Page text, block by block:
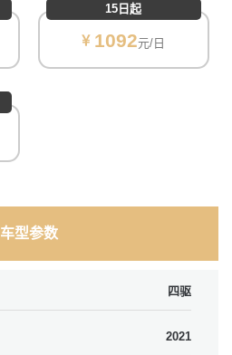
15日起
1092元/日
车型参数
四驱
2021